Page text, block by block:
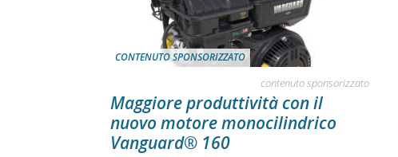
CONTENUTO SPONSORIZZATO
contenuto sponsorizzato
Maggiore produttività con il
nuovo motore monocilindrico
Vanguard® 160